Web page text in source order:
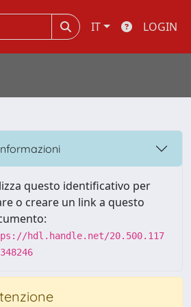
IT LOGIN
questo identificativo per
o creare un link a questo
hdl.handle.net/20.500.117